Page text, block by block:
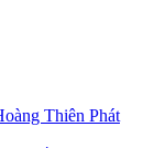
Thiên Phát